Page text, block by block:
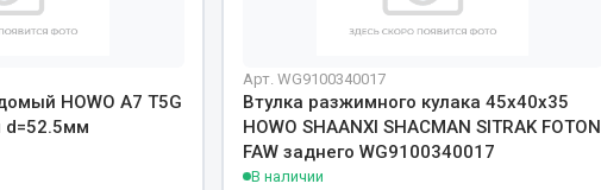
газа
Система охлаждения
Рулевое управление
Тормозная система
Показать ещё
HOWO A7 T5G
d=52.5мм
Арт. WG9100340017
Втулка разжимного кулака 45х40х35
HOWO SHAANXI SHACMAN SITRAK FOTON
FAW заднего WG9100340017
В наличии